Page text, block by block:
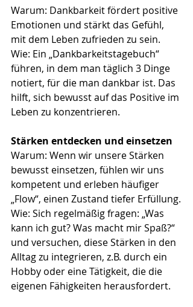
Warum: Dankbarkeit fördert positive
Emotionen und stärkt das Gefühl,
mit dem Leben zufrieden zu sein.
Wie: Ein „Dankbarkeitstagebuch“
führen, in dem man täglich 3 Dinge
notiert, für die man dankbar ist. Das
hilft, sich bewusst auf das Positive im
Leben zu konzentrieren.
Stärken entdecken und einsetzen
Warum: Wenn wir unsere Stärken
bewusst einsetzen, fühlen wir uns
kompetent und erleben häufiger
„Flow“, einen Zustand tiefer Erfüllung.
Wie: Sich regelmäßig fragen: „Was
kann ich gut? Was macht mir Spaß?“
und versuchen, diese Stärken in den
Alltag zu integrieren, z.B. durch ein
Hobby oder eine Tätigkeit, die die
eigenen Fähigkeiten herausfordert.